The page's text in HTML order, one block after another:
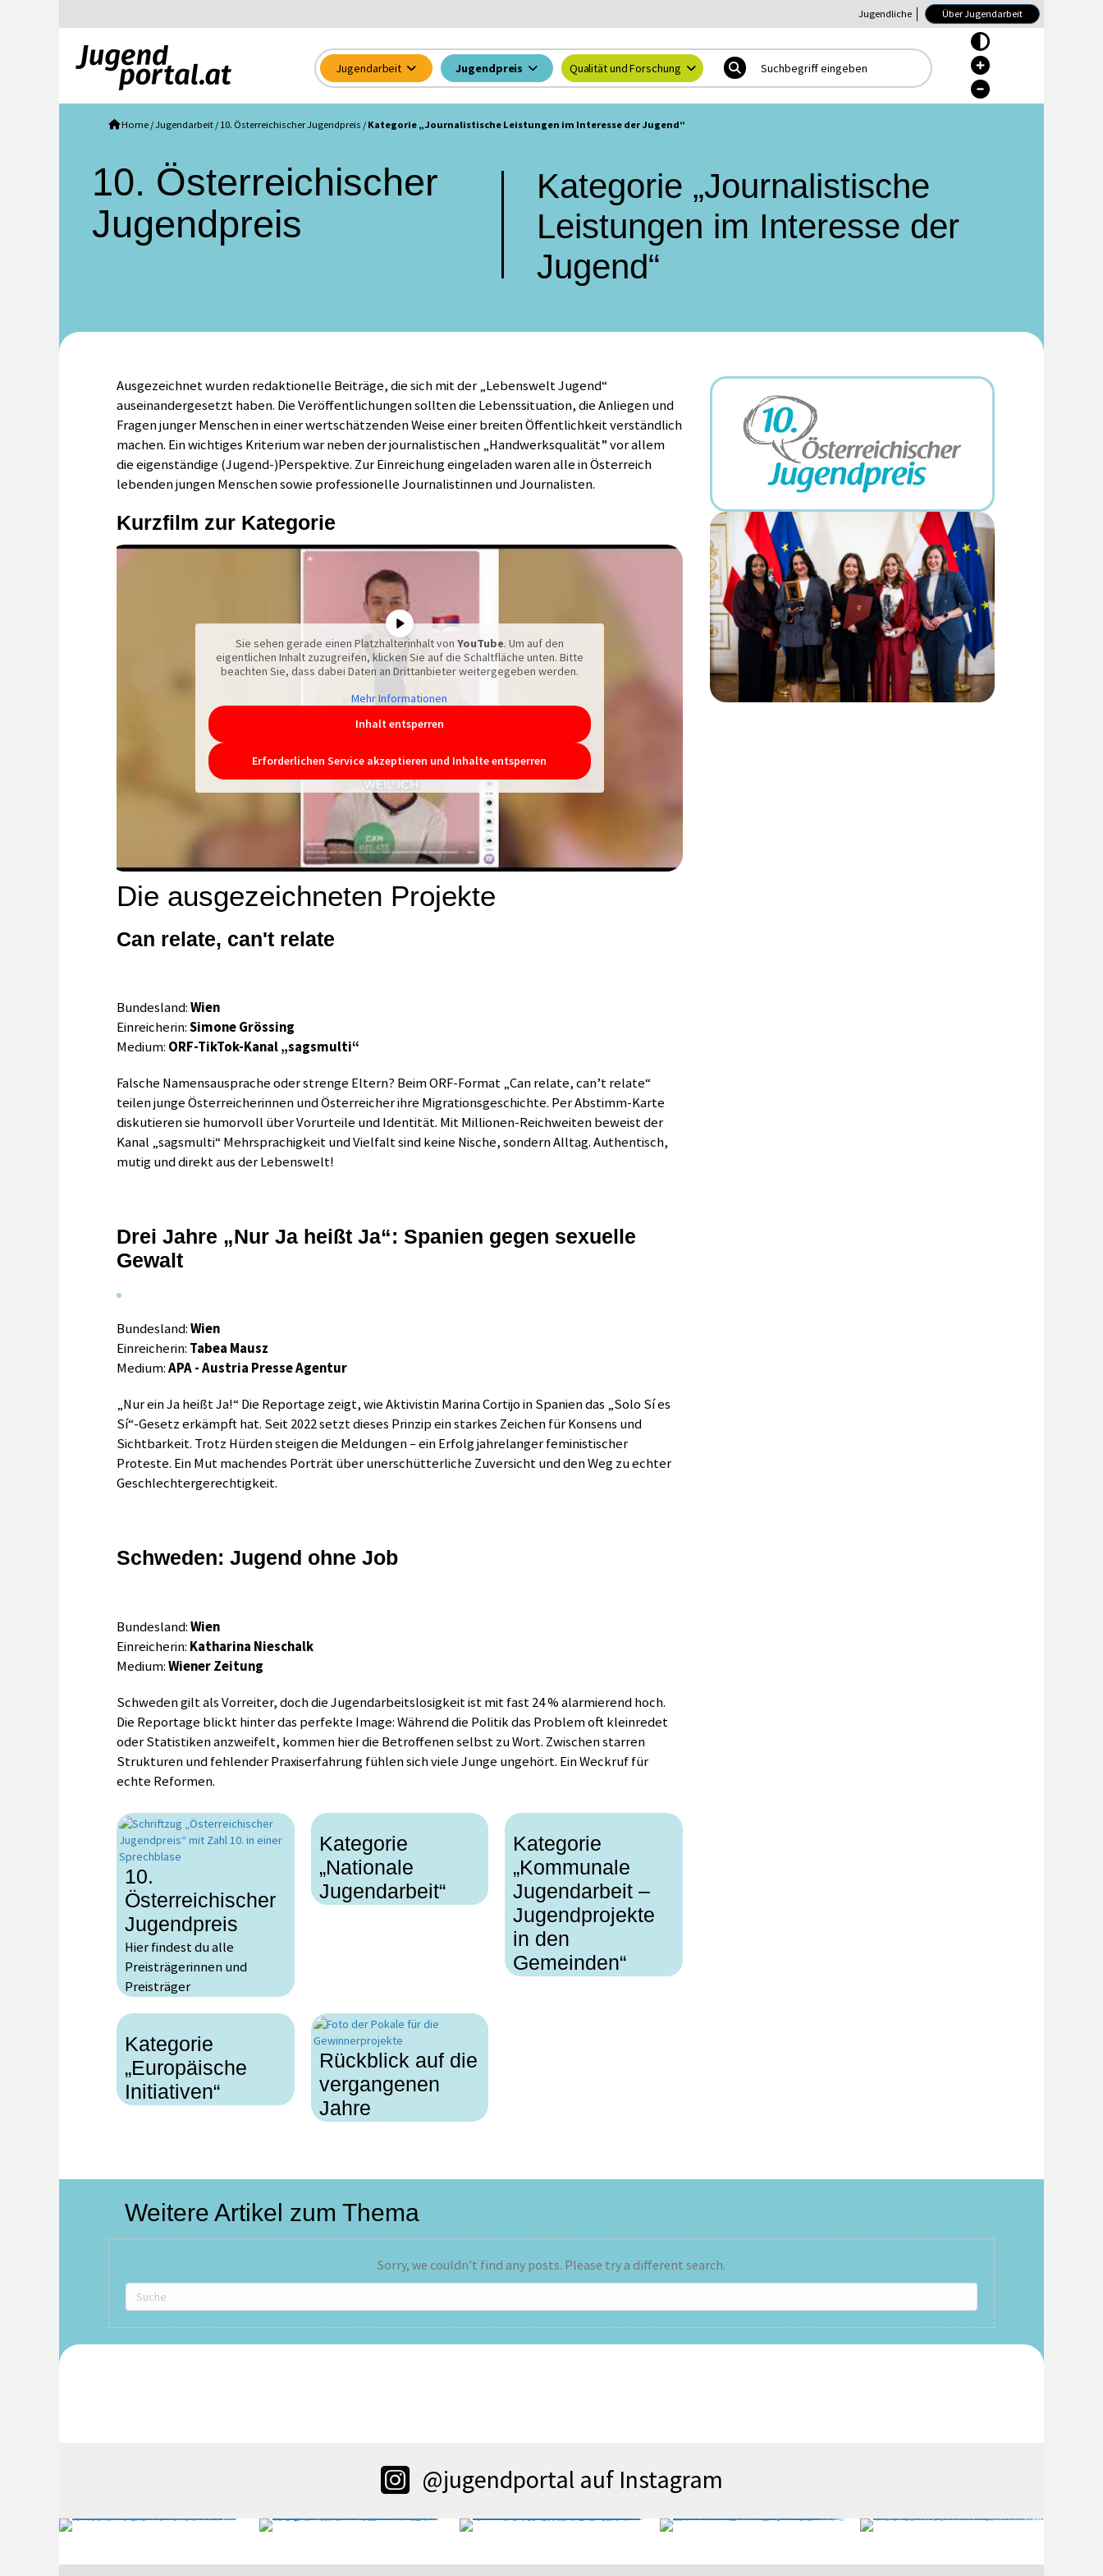
Jugendliche Über Jugendarbeit
Jugendarbeit Jugendpreis Qualität und Forschung
Hoher Kontrast Ein/Aus
Hoher Kontrast Ein/Aus
Hoher Kontrast Ein/Aus
Home /Jugendarbeit / 10. Österreichischer Jugendpreis / Kategorie „Journalistische Leistungen im Interesse der Jugend“
10. Österreichischer
Jugendpreis
Kategorie „Journalistische
Leistungen im Interesse der
Jugend“
Ausgezeichnet wurden redaktionelle Beiträge, die sich mit der „Lebenswelt Jugend“
auseinandergesetzt haben. Die Veröffentlichungen sollten die Lebenssituation, die Anliegen und
Fragen junger Menschen in einer wertschätzenden Weise einer breiten Öffentlichkeit verständlich
machen. Ein wichtiges Kriterium war neben der journalistischen „Handwerksqualität” vor allem
die eigenständige (Jugend-)Perspektive. Zur Einreichung eingeladen waren alle in Österreich
lebenden jungen Menschen sowie professionelle Journalistinnen und Journalisten.
Kurzfilm zur Kategorie
Sie sehen gerade einen Platzhalterinhalt von YouTube. Um auf den
eigentlichen Inhalt zuzugreifen, klicken Sie auf die Schaltfläche unten. Bitte
beachten Sie, dass dabei Daten an Drittanbieter weitergegeben werden.
Mehr Informationen
Inhalt entsperren
Erforderlichen Service akzeptieren und Inhalte entsperren
Die ausgezeichneten Projekte
Can relate, can't relate
Bundesland:Wien
Einreicherin:Simone Grössing
Medium: ORF-TikTok-Kanal „sagsmulti“
Falsche Namensausprache oder strenge Eltern? Beim ORF-Format „Can relate, can’t relate“
teilen junge Österreicherinnen und Österreicher ihre Migrationsgeschichte. Per Abstimm-Karte
diskutieren sie humorvoll über Vorurteile und Identität. Mit Millionen-Reichweiten beweist der
Kanal „sagsmulti“ Mehrsprachigkeit und Vielfalt sind keine Nische, sondern Alltag. Authentisch,
mutig und direkt aus der Lebenswelt!
Drei Jahre „Nur Ja heißt Ja“: Spanien gegen sexuelle
Gewalt
Bundesland:Wien
Einreicherin: Tabea Mausz
Medium:APA - Austria Presse Agentur
„Nur ein Ja heißt Ja!“ Die Reportage zeigt, wie Aktivistin Marina Cortijo in Spanien das „Solo Sí es
Sí“-Gesetz erkämpft hat. Seit 2022 setzt dieses Prinzip ein starkes Zeichen für Konsens und
Sichtbarkeit. Trotz Hürden steigen die Meldungen – ein Erfolg jahrelanger feministischer
Proteste. Ein Mut machendes Porträt über unerschütterliche Zuversicht und den Weg zu echter
Geschlechtergerechtigkeit.
Schweden: Jugend ohne Job
Bundesland:Wien
Einreicherin: Katharina Nieschalk
Medium:Wiener Zeitung
Schweden gilt als Vorreiter, doch die Jugendarbeitslosigkeit ist mit fast 24 % alarmierend hoch.
Die Reportage blickt hinter das perfekte Image: Während die Politik das Problem oft kleinredet
oder Statistiken anzweifelt, kommen hier die Betroffenen selbst zu Wort. Zwischen starren
Strukturen und fehlender Praxiserfahrung fühlen sich viele Junge ungehört. Ein Weckruf für
echte Reformen.
10.
Österreichischer
Jugendpreis
Hier findest du alle
Preisträgerinnen und
Preisträger
Kategorie
„Nationale
Jugendarbeit“
Kategorie
„Kommunale
Jugendarbeit –
Jugendprojekte
in den
Gemeinden“
Kategorie
„Europäische
Initiativen“
Rückblick auf die
vergangenen
Jahre
Weitere Artikel zum Thema
Sorry, we couldn't find any posts. Please try a different search.
@jugendportal auf Instagram